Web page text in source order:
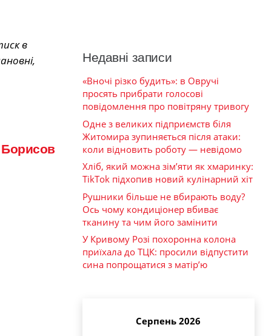
в
Недавні записи
«Вночі різко будить»: в Овручі
просять прибрати голосові
повідомлення про повітряну тривогу
Одне з великих підприємств біля
Житомира зупиняється після атаки:
коли відновить роботу — невідомо
Хліб, який можна зім’яти як хмаринку:
TikTok підхопив новий кулінарний хіт
Рушники більше не вбирають воду?
Ось чому кондиціонер вбиває
тканину та чим його замінити
У Кривому Розі похоронна колона
приїхала до ТЦК: просили відпустити
сина попрощатися з матір’ю
Серпень 2026